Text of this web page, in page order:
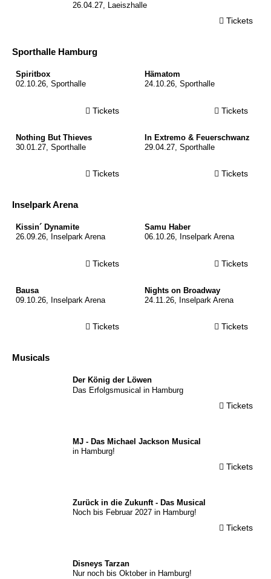
26.04.27, Laeiszhalle
Tickets
Sporthalle Hamburg
Spiritbox
02.10.26, Sporthalle
Tickets
Hämatom
24.10.26, Sporthalle
Tickets
Nothing But Thieves
30.01.27, Sporthalle
Tickets
In Extremo & Feuerschwanz
29.04.27, Sporthalle
Tickets
Inselpark Arena
Kissin´ Dynamite
26.09.26, Inselpark Arena
Tickets
Samu Haber
06.10.26, Inselpark Arena
Tickets
Bausa
09.10.26, Inselpark Arena
Tickets
Nights on Broadway
24.11.26, Inselpark Arena
Tickets
Musicals
Der König der Löwen
Das Erfolgsmusical in Hamburg
Tickets
MJ - Das Michael Jackson Musical
in Hamburg!
Tickets
Zurück in die Zukunft - Das Musical
Noch bis Februar 2027 in Hamburg!
Tickets
Disneys Tarzan
Nur noch bis Oktober in Hamburg!